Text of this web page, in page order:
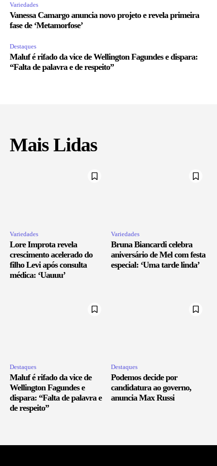
Variedades
Vanessa Camargo anuncia novo projeto e revela primeira
fase de ‘Metamorfose’
Destaques
Maluf é rifado da vice de Wellington Fagundes e dispara:
“Falta de palavra e de respeito”
Mais Lidas
Variedades
Lore Improta revela
crescimento acelerado do
filho Levi após consulta
médica: ‘Uauuu’
Variedades
Bruna Biancardi celebra
aniversário de Mel com festa
especial: ‘Uma tarde linda’
Destaques
Maluf é rifado da vice de
Wellington Fagundes e
dispara: “Falta de palavra e
de respeito”
Destaques
Podemos decide por
candidatura ao governo,
anuncia Max Russi